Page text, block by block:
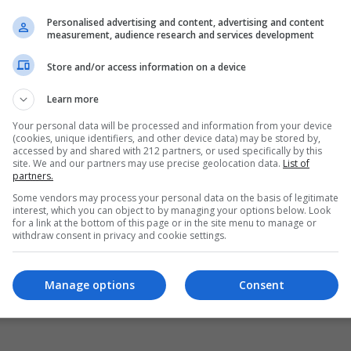
Personalised advertising and content, advertising and content
measurement, audience research and services development
Store and/or access information on a device
Learn more
Your personal data will be processed and information from your device
(cookies, unique identifiers, and other device data) may be stored by,
accessed by and shared with 212 partners, or used specifically by this
site. We and our partners may use precise geolocation data. List of
partners.
Some vendors may process your personal data on the basis of legitimate
interest, which you can object to by managing your options below. Look
for a link at the bottom of this page or in the site menu to manage or
withdraw consent in privacy and cookie settings.
Consent
Manage options